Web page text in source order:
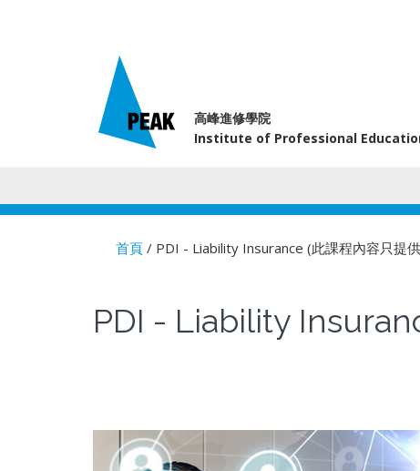
高峰進修學院
Institute of Professional
首頁 / PDI - Liability Insurance (此課程內容只提
PDI - Liability